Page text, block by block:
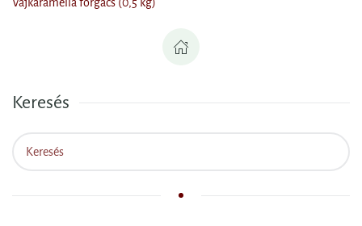
Vajkaramella forgács (0,5 kg)
Keresés